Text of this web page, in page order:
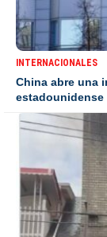
INTERNACIONALES
China abre una
estadounidense